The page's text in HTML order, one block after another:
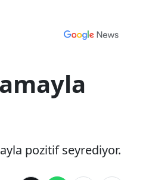
pozitif seyrediyor.